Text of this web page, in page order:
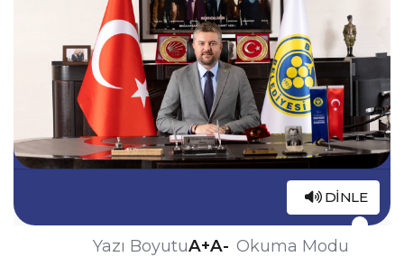
DINLE
Yazı BoyutuA+A- Okuma Modu